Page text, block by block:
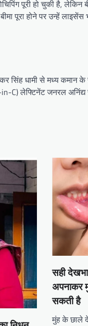
पूरी हो चुकी है, लेकिन
पूरा होने पर उन्हें लाइसेंस
सिंह धामी से मध्य
C) लेफ्टिनेंट जनरल
सही
अपनाकर
सकती है
मुंह के छाले